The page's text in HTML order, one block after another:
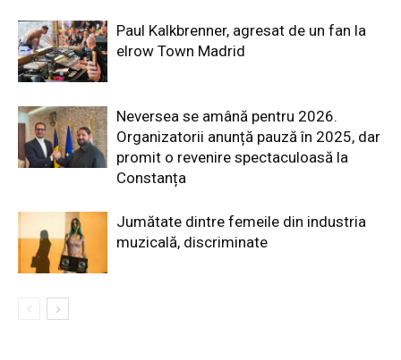
Paul Kalkbrenner, agresat de un fan la
elrow Town Madrid
Neversea se amână pentru 2026.
Organizatorii anunță pauză în 2025, dar
promit o revenire spectaculoasă la
Constanța
Jumătate dintre femeile din industria
muzicală, discriminate